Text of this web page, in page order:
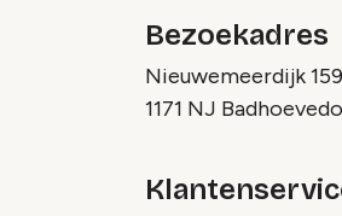
Bezoekadres
Nieuwemeerdijk 159
1171 NJ